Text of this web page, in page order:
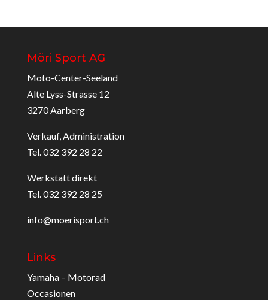
Möri Sport AG
Moto-Center-Seeland
Alte Lyss-Strasse 12
3270 Aarberg
Verkauf, Administration
Tel. 032 392 28 22
Werkstatt direkt
Tel. 032 392 28 25
info@moerisport.ch
Links
Yamaha – Motorad
Occasionen